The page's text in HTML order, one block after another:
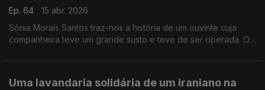
Ep. 64
15 abr. 2026
Sónia Morais Santos traz-nos a história de um ouvinte cuja
companheira teve um grande susto e teve de ser operada. O
Uma lavandaria solidária de um iraniano na